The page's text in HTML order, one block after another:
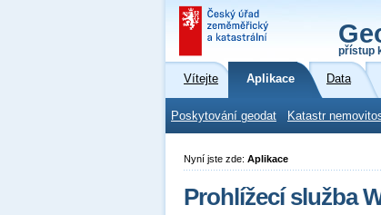
přístup
Vítejte Aplikace Data
Poskytování geodat Katastr
Nyní jste zde: Aplikace
Prohlížecí služba